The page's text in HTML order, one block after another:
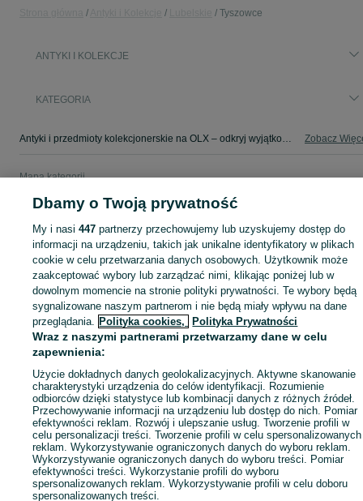
Tyszowce
ANTYKI I KOLEKCJE
KATEGORIA
Antyki i przedmioty kolekcjonerskie na OLX – odkryj wyjątkowe oferty antyków i rzadkich przedmiotów. Sprawdź unikalne kolekcje! Tyszowce i okolice. Zobacz
Mapa kategorii
Mapa miejscowości
Popularne wyszukiwania
Dbamy o Twoją prywatność
My i nasi447 partnerzy przechowujemy lub uzyskujemy dostęp do
informacji na urządzeniu, takich jak unikalne identyfikatory w plikach
cookie w celu przetwarzania danych osobowych. Użytkownik może
zaakceptować wybory lub zarządzać nimi, klikając poniżej lub w
dowolnym momencie na stronie polityki prywatności. Te wybory będą
sygnalizowane naszym partnerom i nie będą miały wpływu na dane
przeglądania. Polityka cookies, Polityka Prywatności
Wraz z naszymi partnerami przetwarzamy dane w celu
zapewnienia:
Użycie dokładnych danych geolokalizacyjnych. Aktywne skanowanie
charakterystyki urządzenia do celów identyfikacji. Rozumienie
odbiorców dzięki statystyce lub kombinacji danych z różnych źródeł.
Przechowywanie informacji na urządzeniu lub dostęp do nich. Pomiar
efektywności reklam. Rozwój i ulepszanie usług. Tworzenie profili w
celu personalizacji treści. Tworzenie profili w celu spersonalizowanych
reklam. Wykorzystywanie ograniczonych danych do wyboru reklam.
Wykorzystywanie ograniczonych danych do wyboru treści. Pomiar
efektywności treści. Wykorzystanie profili do wyboru
spersonalizowanych reklam. Wykorzystywanie profili w celu doboru
spersonalizowanych treści.